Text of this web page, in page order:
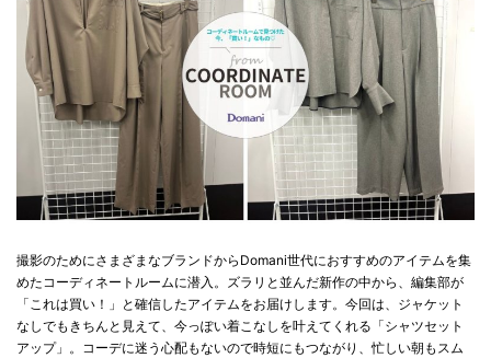
撮影のためにさまざまなブランドからDomani世代におすすめのアイテムを集
めたコーディネートルームに潜入。ズラリと並んだ新作の中から、編集部が
「これは買い！」と確信したアイテムをお届けします。今回は、ジャケット
なしでもきちんと見えて、今っぽい着こなしを叶えてくれる「シャツセット
アップ」。コーデに迷う心配もないので時短にもつながり、忙しい朝もスム